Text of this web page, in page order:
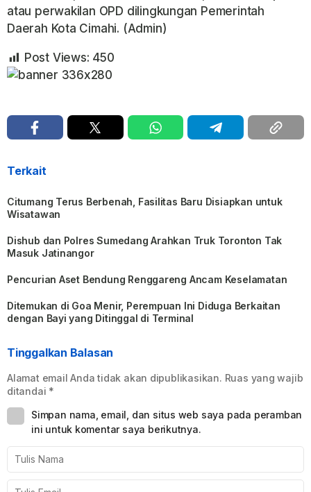
atau perwakilan OPD dilingkungan Pemerintah
Daerah Kota Cimahi. (Admin)
Post Views: 450
Terkait
Citumang Terus Berbenah, Fasilitas Baru Disiapkan untuk
Wisatawan
Dishub dan Polres Sumedang Arahkan Truk Toronton Tak
Masuk Jatinangor
Pencurian Aset Bendung Renggareng Ancam Keselamatan
Ditemukan di Goa Menir, Perempuan Ini Diduga Berkaitan
dengan Bayi yang Ditinggal di Terminal
Tinggalkan Balasan
Alamat email Anda tidak akan dipublikasikan. Ruas yang wajib
ditandai *
Simpan nama, email, dan situs web saya pada peramban
ini untuk komentar saya berikutnya.